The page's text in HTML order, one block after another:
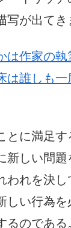
が出てき
は作家の執
は誰しも一
とに満足
新しい問題
われを決し
しい行為
るのである